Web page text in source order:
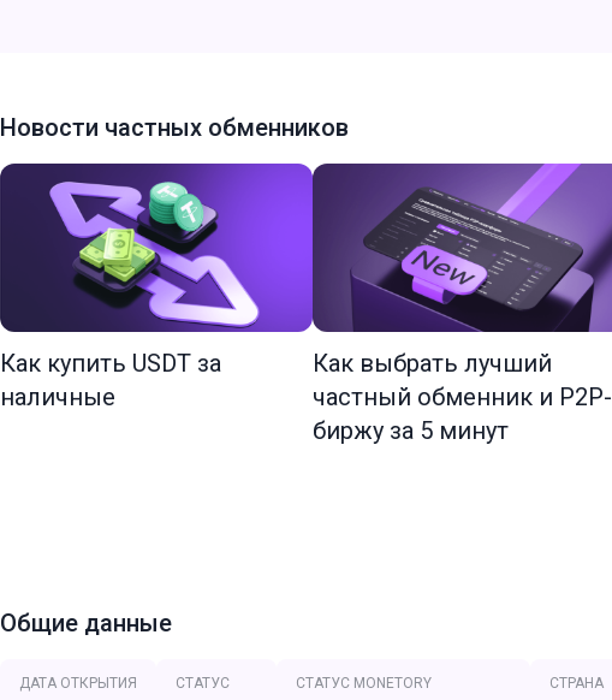
Новости частных обменников
Как купить USDT за
наличные
Как выбрать лучший
частный обменник и P2P-
биржу за 5 минут
Общие данные
ДАТА ОТКРЫТИЯ СТАТУС СТАТУС MONETORY СТРАНА